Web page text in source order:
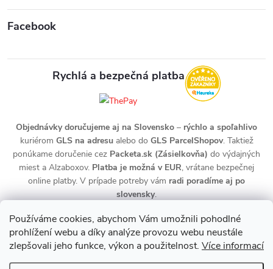
Používáme cookies, abychom Vám umožnili pohodlné
prohlížení webu a díky analýze provozu webu neustále
zlepšovali jeho funkce, výkon a použitelnost. Více informací
Facebook
Rychlá a bezpečná platba
Objednávky doručujeme aj na Slovensko – rýchlo a spoľahlivo
kuriérom GLS na adresualebo do GLS ParcelShopov. Taktiež
ponúkame doručenie cez Packeta.sk (Zásielkovňa) do výdajných
miest a Alzaboxov. Platba je možná v EUR, vrátane bezpečnej
online platby. V prípade potreby vám radi poradíme aj po
slovensky.